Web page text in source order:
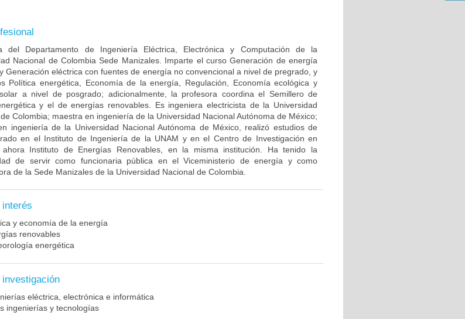
del Departamento de Ingeniería Eléctrica, Electrónica y Computación de la
Nacional de Colombia Sede Manizales. Imparte el curso Generación de energía
Generación eléctrica con fuentes de energía no convencional a nivel de pregrado, y
Política energética, Economía de la energía, Regulación, Economía ecológica y
a nivel de posgrado; adicionalmente, la profesora coordina el Semillero de
y el de energías renovables. Es ingeniera electricista de la Universidad
Colombia; maestra en ingeniería de la Universidad Nacional Autónoma de México;
ingeniería de la Universidad Nacional Autónoma de México, realizó estudios de
en el Instituto de Ingeniería de la UNAM y en el Centro de Investigación en
ahora Instituto de Energías Renovables, en la misma institución. Ha tenido la
de servir como funcionaria pública en el Viceministerio de energía y como
de la Sede Manizales de la Universidad Nacional de Colombia.
y economía de la energía
renovables
energética
eléctrica, electrónica e informática
ingenierías y tecnologías